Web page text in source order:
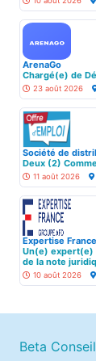
ArenaGo
Chargé(e) de
23 août 2026
Société de
Deux (2)
11 août 2026
Expertise France
Un(e) expert(e)
de la note
10 août 2026
Beta